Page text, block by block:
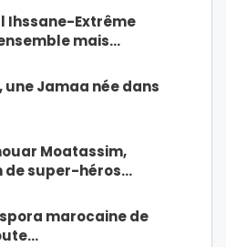
Ihssane-Extrême
mais…
une Jamaa née dans
Moatassim,
de super-héros…
marocaine de